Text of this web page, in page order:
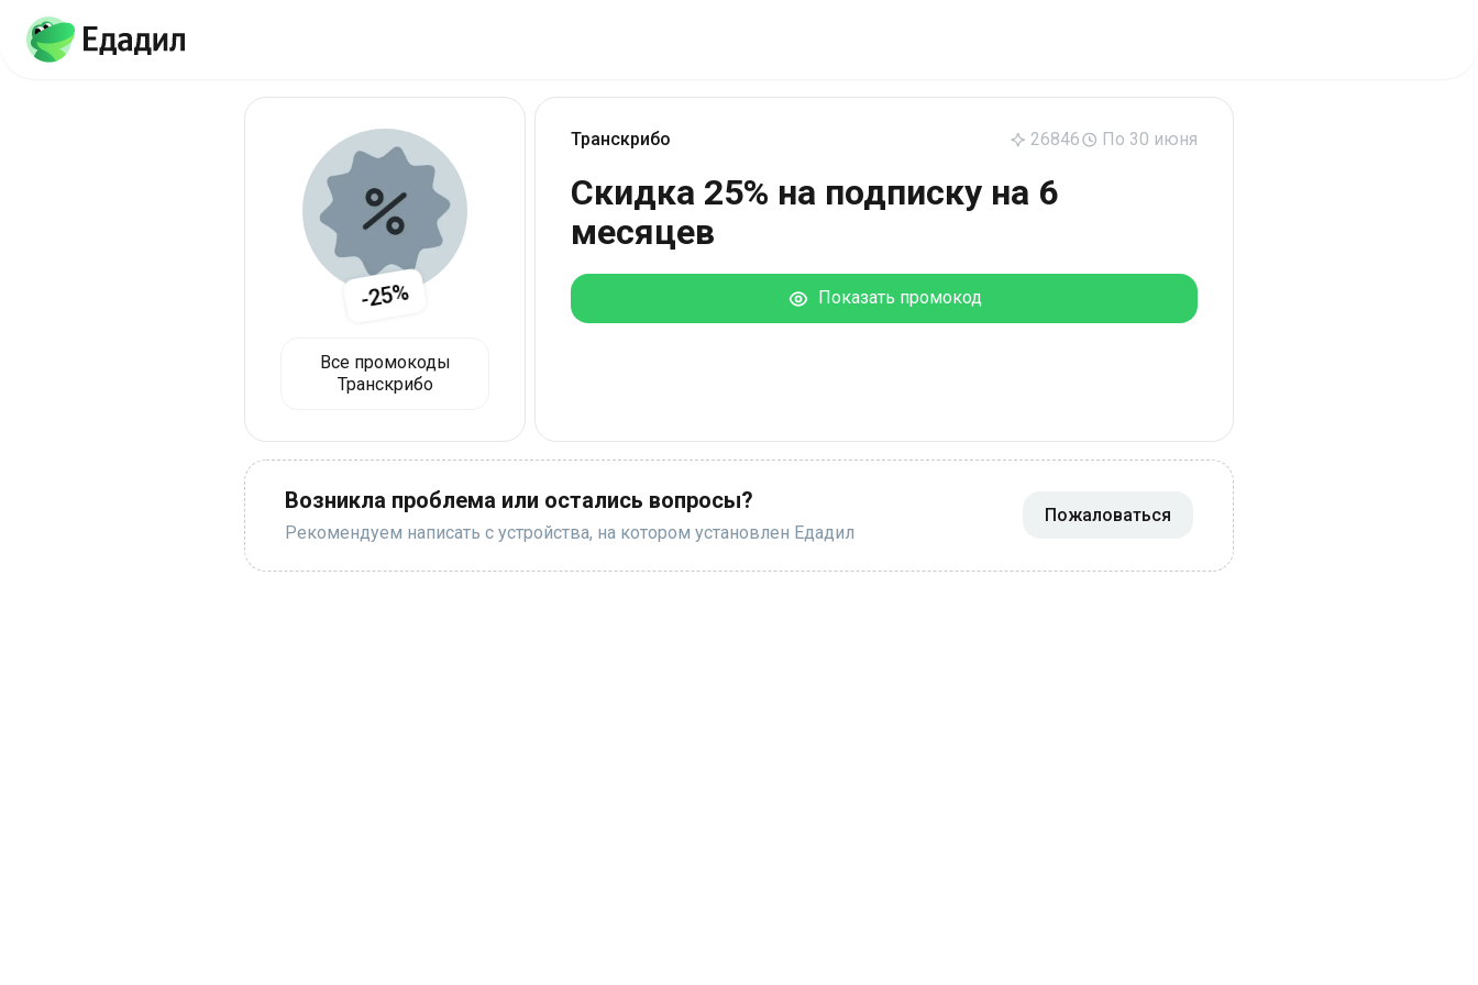
-25%
Все промокоды
Транскрибо
Транскрибо 26846 По 30 июня
Скидка 25% на подписку на 6
месяцев
Показать промокод
Возникла проблема или остались вопросы?
Рекомендуем написать с устройства, на котором установлен Едадил
Пожаловаться